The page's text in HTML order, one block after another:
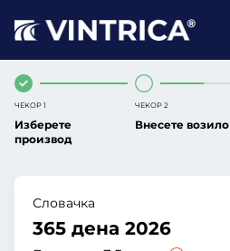
ЧЕКОР 1
Изберете
производ
ЧЕКОР 2
Внесете возило
Словачка
365 дена 2026